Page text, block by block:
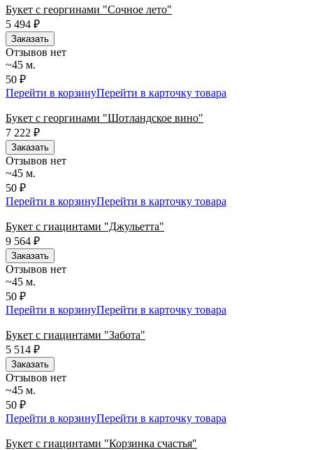
Букет с георгинами "Сочное лето"
5 494 ₽
Заказать
Отзывов нет
~45 м.
50 ₽
Перейти в корзинуПерейти в карточку товара
Букет с георгинами "Шотландское вино"
7 222 ₽
Заказать
Отзывов нет
~45 м.
50 ₽
Перейти в корзинуПерейти в карточку товара
Букет с гиацинтами "Джульетта"
9 564 ₽
Заказать
Отзывов нет
~45 м.
50 ₽
Перейти в корзинуПерейти в карточку товара
Букет с гиацинтами "Забота"
5 514 ₽
Заказать
Отзывов нет
~45 м.
50 ₽
Перейти в корзинуПерейти в карточку товара
Букет с гиацинтами "Корзинка счастья"